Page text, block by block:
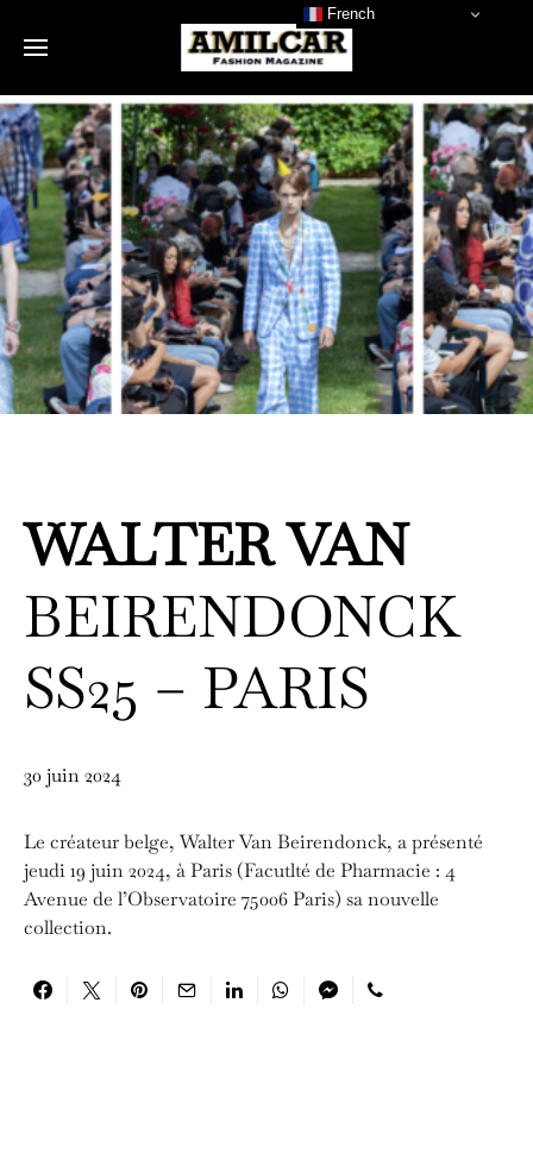
WALTER VAN
BEIRENDONCK
SS25 – PARIS
30 juin 2024
Le créateur belge, Walter Van Beirendonck, a présenté
jeudi 19 juin 2024, à Paris (Facutlté de Pharmacie : 4
Avenue de l’Observatoire 75006 Paris) sa nouvelle
collection.
French